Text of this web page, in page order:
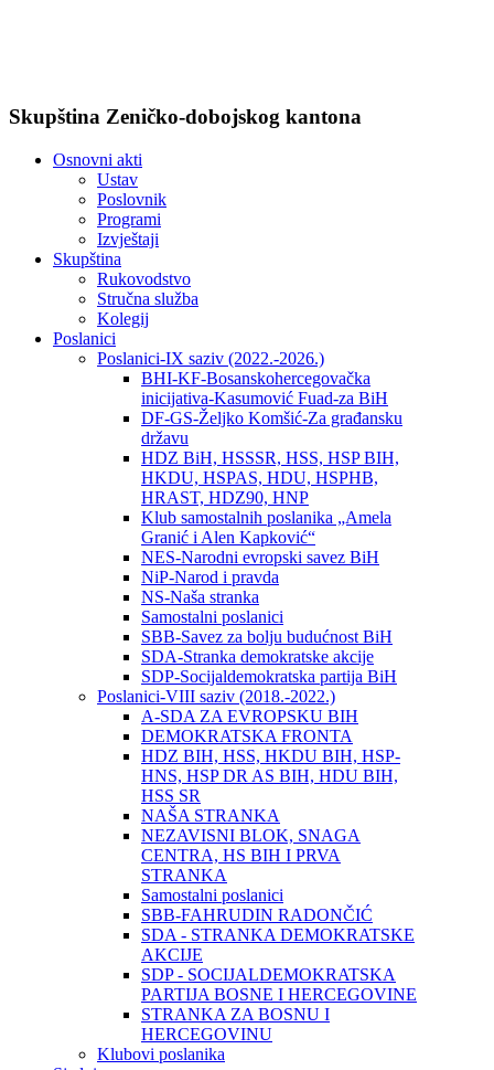
Skupština Zeničko-dobojskog kantona
Osnovni akti
Ustav
Poslovnik
Programi
Izvještaji
Skupština
Rukovodstvo
Stručna služba
Kolegij
Poslanici
Poslanici-IX saziv (2022.-2026.)
BHI-KF-Bosanskohercegovačka
inicijativa-Kasumović Fuad-za BiH
DF-GS-Željko Komšić-Za građansku
državu
HDZ BiH, HSSSR, HSS, HSP BIH,
HKDU, HSPAS, HDU, HSPHB,
HRAST, HDZ90, HNP
Klub samostalnih poslanika „Amela
Granić i Alen Kapković“
NES-Narodni evropski savez BiH
NiP-Narod i pravda
NS-Naša stranka
Samostalni poslanici
SBB-Savez za bolju budućnost BiH
SDA-Stranka demokratske akcije
SDP-Socijaldemokratska partija BiH
Poslanici-VIII saziv (2018.-2022.)
A-SDA ZA EVROPSKU BIH
DEMOKRATSKA FRONTA
HDZ BIH, HSS, HKDU BIH, HSP-
HNS, HSP DR AS BIH, HDU BIH,
HSS SR
NAŠA STRANKA
NEZAVISNI BLOK, SNAGA
CENTRA, HS BIH I PRVA
STRANKA
Samostalni poslanici
SBB-FAHRUDIN RADONČIĆ
SDA - STRANKA DEMOKRATSKE
AKCIJE
SDP - SOCIJALDEMOKRATSKA
PARTIJA BOSNE I HERCEGOVINE
STRANKA ZA BOSNU I
HERCEGOVINU
Klubovi poslanika